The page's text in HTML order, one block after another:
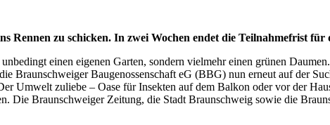
Rennen zu schicken. In zwei Wochen endet die Teilnahmefrist
einen eigenen Garten, sondern vielmehr einen grünen
Braunschweiger Baugenossenschaft eG (BBG) nun erneut auf der
Umwelt zuliebe – Oase für Insekten auf dem Balkon oder vor der
Die Braunschweiger Zeitung, die Stadt Braunschweig sowie die